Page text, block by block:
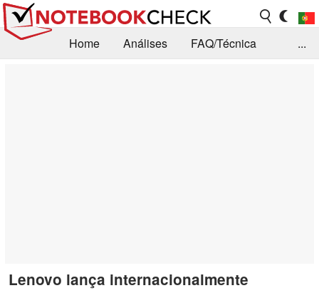
Home Análises
FAQ/Técnica
...
Lenovo lança internacionalmente